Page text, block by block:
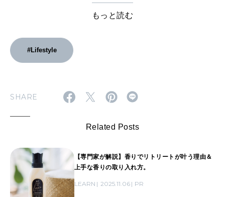
が提案するライフスタイルブックです。
もっと読む
#Lifestyle
SHARE
Related Posts
【専門家が解説】香りでリトリートが叶う理由＆
上手な香りの取り入れ方。
LEARN 2025.11.06 PR